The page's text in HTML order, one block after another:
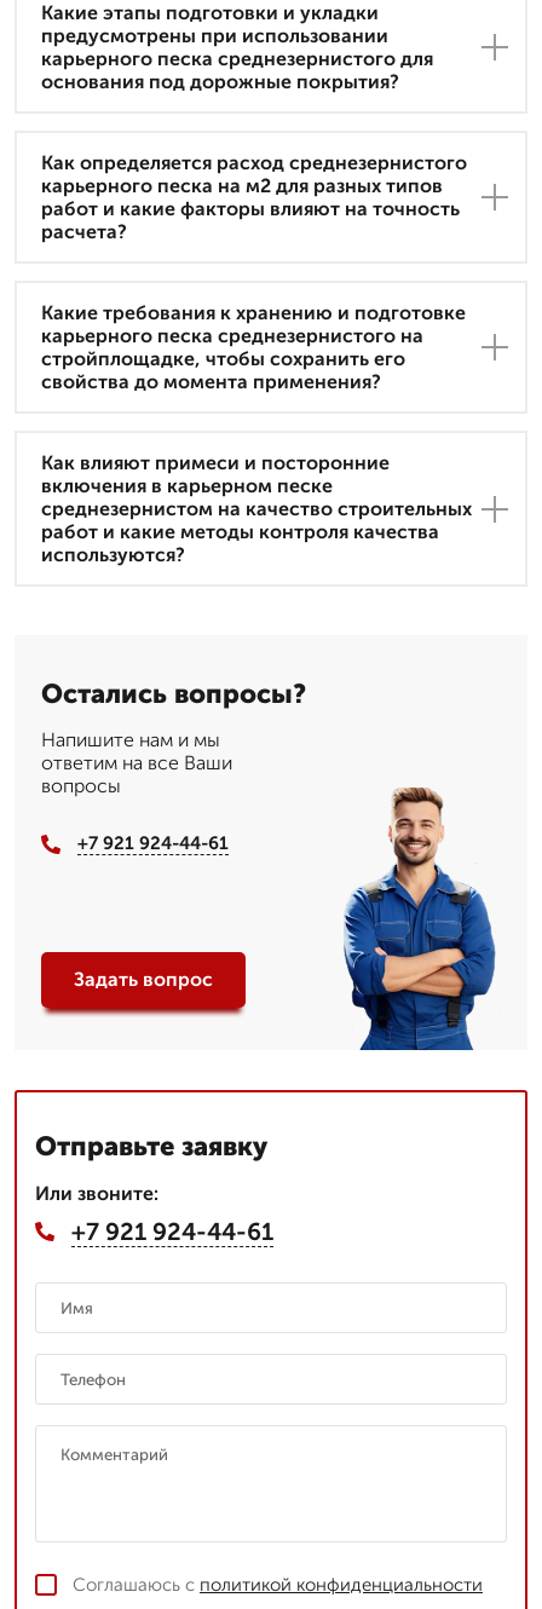
Какие этапы подготовки и укладки
предусмотрены при использовании
карьерного песка среднезернистого для
основания под дорожные покрытия?
Как определяется расход среднезернистого
карьерного песка на м2 для разных типов
работ и какие факторы влияют на точность
расчета?
Какие требования к хранению и подготовке
карьерного песка среднезернистого на
стройплощадке, чтобы сохранить его
свойства до момента применения?
Как влияют примеси и посторонние
включения в карьерном песке
среднезернистом на качество строительных
работ и какие методы контроля качества
используются?
Остались вопросы?
Напишите нам и мы
ответим на все Ваши
вопросы
+7 921 924-44-61
Задать вопрос
Отправьте заявку
Или звоните:
+7 921 924-44-61
Соглашаюсь с политикой конфиденциальности